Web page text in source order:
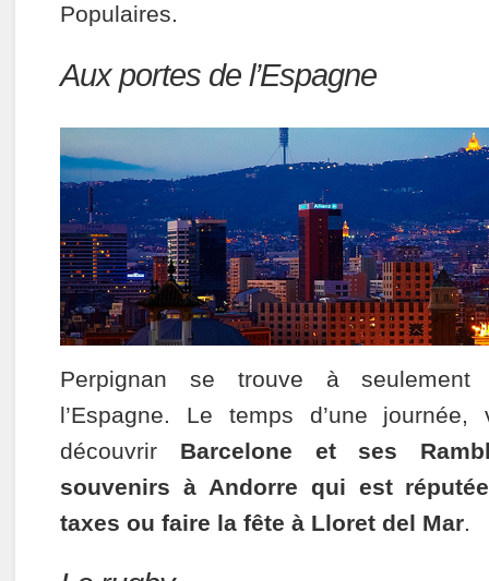
Populaires.
Aux portes de l’Espagne
Perpignan se trouve à
l’Espagne. Le temps d’une
découvrir Barcelone et ses
souvenirs à Andorre qui est
taxes ou faire la fête à Lloret del Mar.